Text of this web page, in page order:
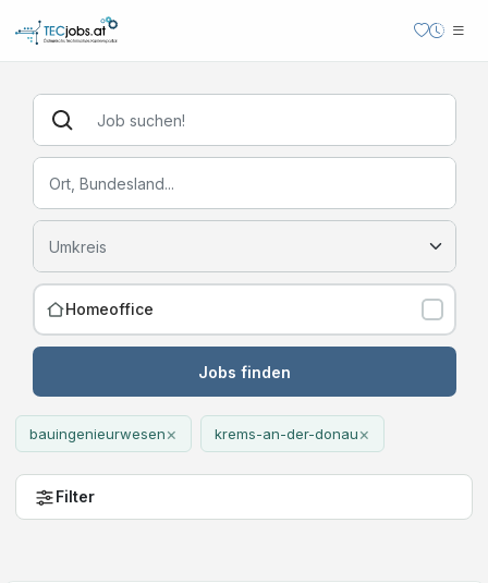
Homeoffice
Jobs finden
bauingenieurwesen× krems-an-der-donau×
Filter